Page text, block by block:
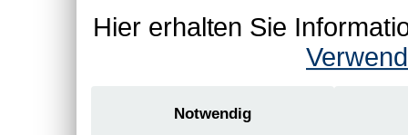
Hier erhalten Sie
Notwendig